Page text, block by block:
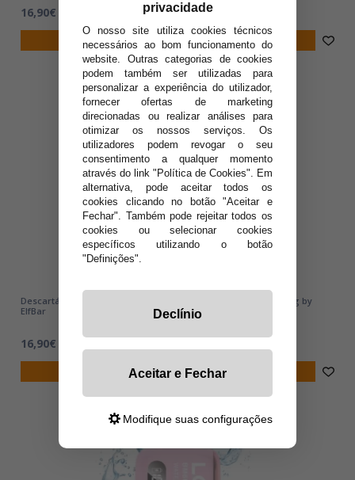
notificar-me
16,90€
notificar-me
Descartável LOST MARY BM6000 | Apple Pear | 6000 puffs 20mg by
ElfBar
16,90€
privacidade
O nosso site utiliza cookies técnicos
necessários ao bom funcionamento do
website. Outras categorias de cookies
podem também ser utilizadas para
personalizar a experiência do utilizador,
fornecer ofertas de marketing
direcionadas ou realizar análises para
otimizar os nossos serviços. Os
utilizadores podem revogar o seu
consentimento a qualquer momento
através do link "Política de Cookies". Em
alternativa, pode aceitar todos os
cookies clicando no botão "Aceitar e
Fechar". Também pode rejeitar todos os
cookies ou selecionar cookies
específicos utilizando o botão
"Definições".
Declínio
Aceitar e Fechar
Modifique suas configurações